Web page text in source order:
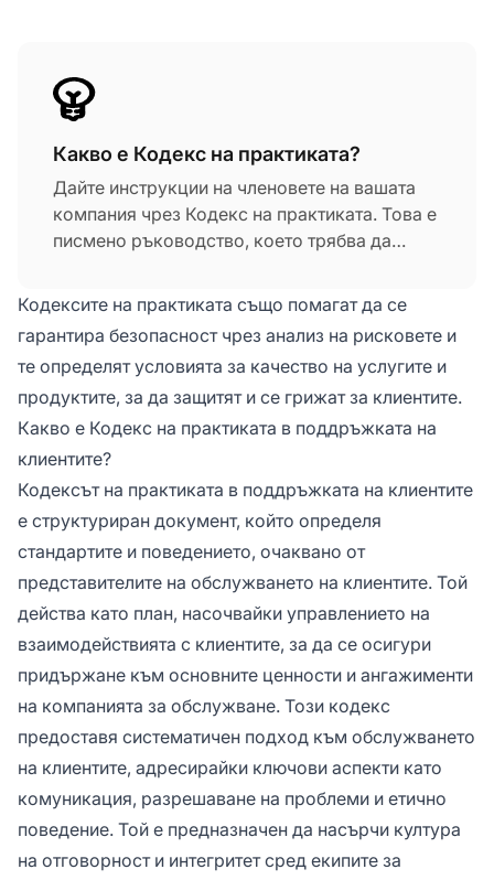
Какво е Кодекс на практиката?
Дайте инструкции на членовете на вашата
компания чрез Кодекс на практиката. Това е
писмено ръководство, което трябва да
определя как вашият представител на
клиентите трябва да работи и да предоставя
поддръжка, да комуникира с клиентите или
как да придобие нови клиенти.
Кодексите на практиката също помагат да се
гарантира безопасност чрез анализ на рисковете и
те определят условията за качество на услугите и
продуктите, за да защитят и се грижат за клиентите.
Какво е Кодекс на практиката в поддръжката на
клиентите?
Кодексът на практиката в поддръжката на клиентите
е структуриран документ, който определя
стандартите и поведението, очаквано от
представителите на обслужването на клиентите. Той
действа като план, насочвайки управлението на
взаимодействията с клиентите, за да се осигури
придържане към основните ценности и ангажименти
на компанията за обслужване. Този кодекс
предоставя систематичен подход към обслужването
на клиентите, адресирайки ключови аспекти като
комуникация, разрешаване на проблеми и етично
поведение. Той е предназначен да насърчи култура
на отговорност и интегритет сред екипите за